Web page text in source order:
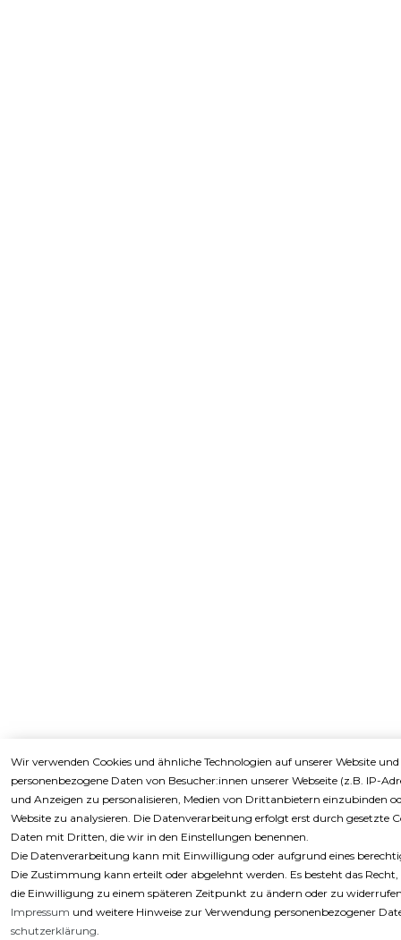
Wir verwenden Cookies und ähnliche Technologien auf unserer Website
personenbezogene Daten von Besucher:innen unserer Webseite (z.B. IP-
und Anzeigen zu personalisieren, Medien von Drittanbietern einzubinden
Website zu analysieren. Die Datenverarbeitung erfolgt erst durch gesetzte
Daten mit Dritten, die wir in den Einstellungen benennen.
Die Datenverarbeitung kann mit Einwilligung oder aufgrund eines
Die Zustimmung kann erteilt oder abgelehnt werden. Es besteht das
die Einwilligung zu einem späteren Zeitpunkt zu ändern oder zu
Impressum und weitere Hinweise zur Verwendung personenbezogener
schutz­erklärung.